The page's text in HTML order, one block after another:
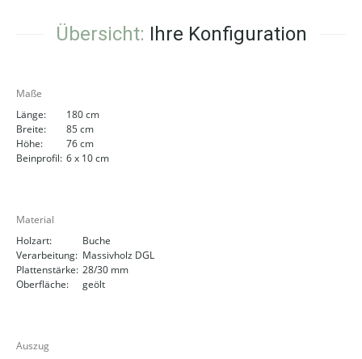
Übersicht: Ihre Konfiguration
Maße
Länge:
180 cm
Breite:
85 cm
Höhe:
76 cm
Beinprofil: 6 x 10 cm
Material
Holzart:
Buche
Verarbeitung: Massivholz DGL
Plattenstärke: 28/30 mm
Oberfläche:
geölt
Auszug